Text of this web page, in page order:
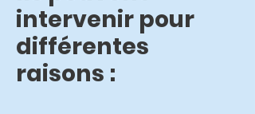
intervenir pour
différentes
raisons :